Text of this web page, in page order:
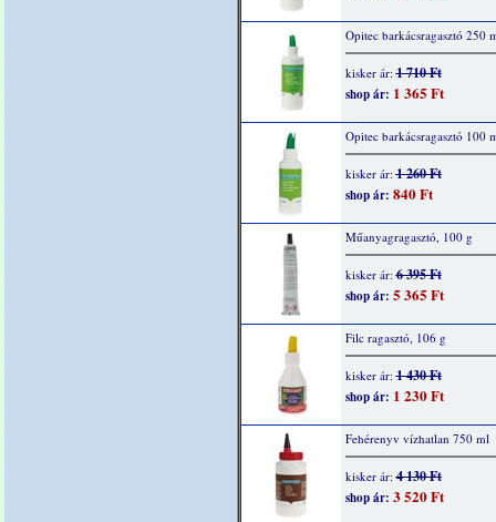
Opitec barkácsragasztó 250
kisker ár:1 710 Ft
shop ár: 1 365 Ft
Opitec barkácsragasztó 100
kisker ár:1 260 Ft
shop ár: 840 Ft
Műanyagragasztó, 100 g
kisker ár:6 395 Ft
shop ár: 5 365 Ft
Filc ragasztó, 106 g
kisker ár:1 430 Ft
shop ár: 1 230 Ft
Fehérenyv vízhatlan 750 ml
kisker ár:4 130 Ft
shop ár: 3 520 Ft